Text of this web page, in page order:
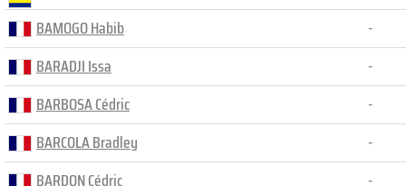
BAMOGO Habib
-
BARADJI Issa
-
BARBOSA Cédric
-
BARCOLA Bradley
-
BARDON Cédric
-